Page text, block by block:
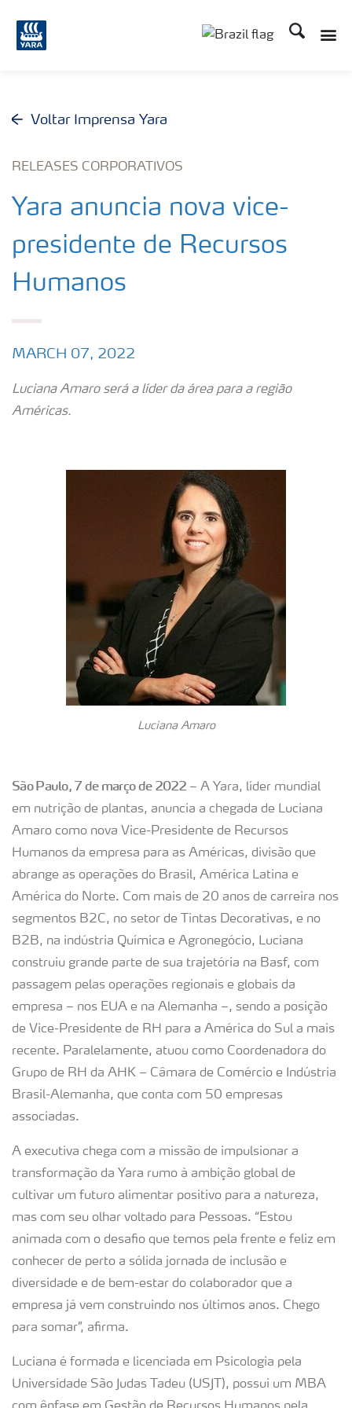
Busca
Voltar Imprensa Yara
RELEASES CORPORATIVOS
Yara anuncia nova vice-
presidente de Recursos
Humanos
MARCH 07, 2022
Luciana Amaro será a líder da área para a região
Américas.
Luciana Amaro
São Paulo, 7 de março de 2022 – A Yara, líder mundial
em nutrição de plantas, anuncia a chegada de Luciana
Amaro como nova Vice-Presidente de Recursos
Humanos da empresa para as Américas, divisão que
abrange as operações do Brasil, América Latina e
América do Norte. Com mais de 20 anos de carreira nos
segmentos B2C, no setor de Tintas Decorativas, e no
B2B, na indústria Química e Agronegócio, Luciana
construiu grande parte de sua trajetória na Basf, com
passagem pelas operações regionais e globais da
empresa – nos EUA e na Alemanha –, sendo a posição
de Vice-Presidente de RH para a América do Sul a mais
recente. Paralelamente, atuou como Coordenadora do
Grupo de RH da AHK – Câmara de Comércio e Indústria
Brasil-Alemanha, que conta com 50 empresas
associadas.
A executiva chega com a missão de impulsionar a
transformação da Yara rumo à ambição global de
cultivar um futuro alimentar positivo para a natureza,
mas com seu olhar voltado para Pessoas. “Estou
animada com o desafio que temos pela frente e feliz em
conhecer de perto a sólida jornada de inclusão e
diversidade e de bem-estar do colaborador que a
empresa já vem construindo nos últimos anos. Chego
para somar”, afirma.
Luciana é formada e licenciada em Psicologia pela
Universidade São Judas Tadeu (USJT), possui um MBA